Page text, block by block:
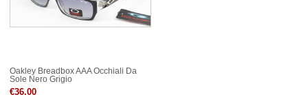
Oakley Breadbox AAA Occhiali Da
Sole Nero Grigio
€36.00